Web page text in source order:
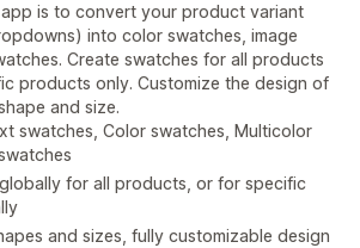
is to convert your product variant
into color swatches, image
Create swatches for all products
products only. Customize the design of
and size.
swatches, Color swatches, Multicolor
for all products, or for specific
and sizes, fully customizable design